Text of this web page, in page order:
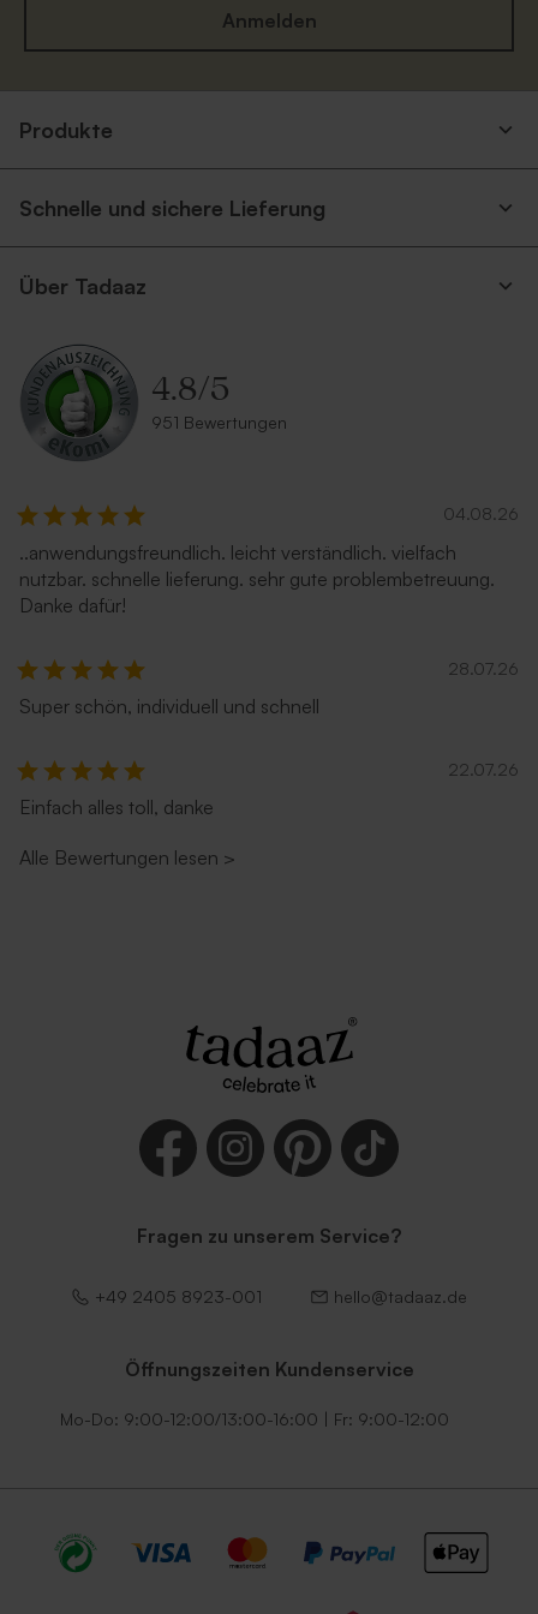
Umschlag mit Spitzklappe
aus Recyclingpapier
Länglicher Umschlag mit
spitzer Klappe 'Nude'
spitzer Klappe 'Eucalyptus'
Länglicher Umschlag mit
Länglicher Umschlag mit
seitlicher Verschlussklappe
Länglicher Umschlag 'Silber'
Anmelden
Produkte
Schnelle und sichere Lieferung
Über Tadaaz
4.8/5
951 Bewertungen
04.08.26
..anwendungsfreundlich. leicht verständlich. vielfach
nutzbar. schnelle lieferung. sehr gute problembetreuung.
Danke dafür!
28.07.26
Super schön, individuell und schnell
22.07.26
Einfach alles toll, danke
Alle Bewertungen lesen >
Fragen zu unserem Service?
+49 2405 8923-001 hello@tadaaz.de
Öffnungszeiten Kundenservice
Mo-Do: 9:00-12:00/13:00-16:00 | Fr: 9:00-12:00